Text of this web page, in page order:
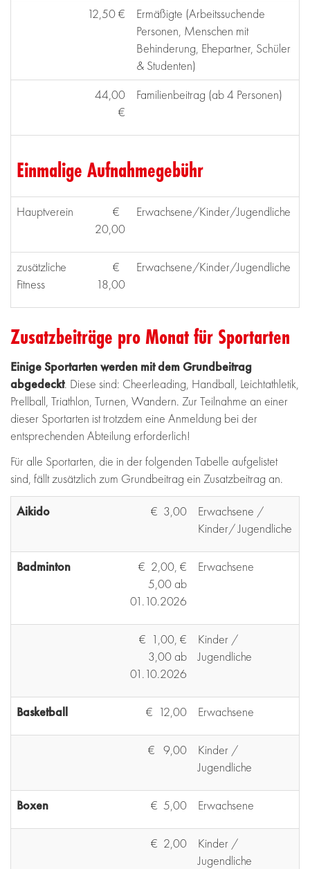
12,50 €
Ermäßigte (Arbeitssuchende
Personen, Menschen mit
Behinderung, Ehepartner, Schüler
& Studenten)
44,00
€
Familienbeitrag (ab 4 Personen)
Einmalige Aufnahmegebühr
Hauptverein
€
20,00
Erwachsene/Kinder/Jugendliche
zusätzliche
Fitness
€
18,00
Erwachsene/Kinder/Jugendliche
Zusatzbeiträge pro Monat für Sportarten
Einige Sportarten werden mit dem Grundbeitrag
abgedeckt. Diese sind: Cheerleading, Handball, Leichtathletik,
Prellball, Triathlon, Turnen, Wandern. Zur Teilnahme an einer
dieser Sportarten ist trotzdem eine Anmeldung bei der
entsprechenden Abteilung erforderlich!
Für alle Sportarten, die in der folgenden Tabelle aufgelistet
sind, fällt zusätzlich zum Grundbeitrag ein Zusatzbeitrag an.
Aikido € 3,00
Erwachsene /
Kinder/ Jugendliche
Badminton
€ 2,00, €
5,00 ab
01.10.2026
Erwachsene
€ 1,00, €
3,00 ab
01.10.2026
Kinder /
Jugendliche
Basketball € 12,00 Erwachsene
€ 9,00
Kinder /
Jugendliche
Boxen € 5,00 Erwachsene
€ 2,00
Kinder /
Jugendliche